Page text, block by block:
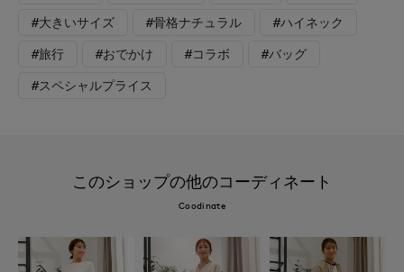
#大きいサイズ #骨格ナチュラル #ハイネック
#旅行 #おでかけ #コラボ #バッグ
#スペシャルプライス
このショップの他のコーディネート
Coodinate